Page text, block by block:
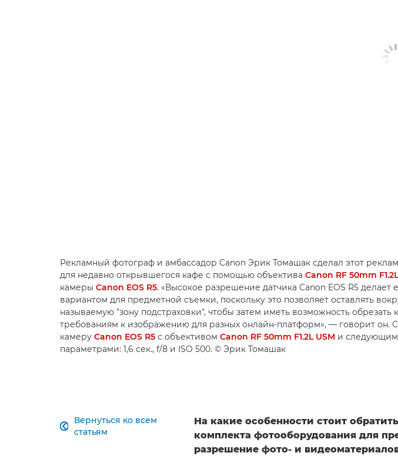
Рекламный фотограф и амбассадор Canon Эрик Томашак сделал этот
для недавно открывшегося кафе с помощью объектива Canon RF 50mm
камеры Canon EOS R5. «Высокое разрешение датчика Canon EOS R5 делает
вариантом для предметной съемки, поскольку это позволяет оставлять
называемую "зону подстраховки", чтобы затем иметь возможность обрезать
требованиям к изображению для разных онлайн-платформ», — говорит он.
камеру Canon EOS R5 с объективом Canon RF 50mm F1.2L USM и
параметрами: 1,6 сек., f/8 и ISO 500. © Эрик Томашак
Вернуться ко всем
статьям

На какие особенности стоит
комплекта фотооборудования для
разрешение фото- и